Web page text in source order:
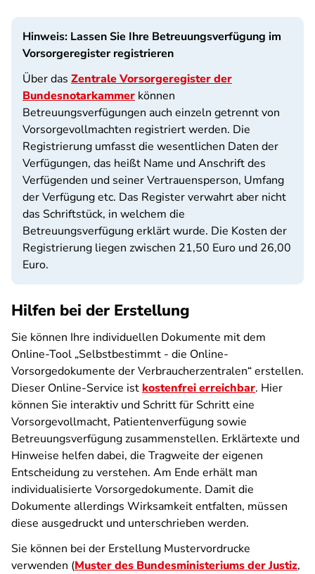
Hinweis: Lassen Sie Ihre Betreuungsverfügung im
Vorsorgeregister registrieren
Über das Zentrale Vorsorgeregister der
Bundesnotarkammer können
Betreuungsverfügungen auch einzeln getrennt von
Vorsorgevollmachten registriert werden. Die
Registrierung umfasst die wesentlichen Daten der
Verfügungen, das heißt Name und Anschrift des
Verfügenden und seiner Vertrauensperson, Umfang
der Verfügung etc. Das Register verwahrt aber nicht
das Schriftstück, in welchem die
Betreuungsverfügung erklärt wurde. Die Kosten der
Registrierung liegen zwischen 21,50 Euro und 26,00
Euro.
Hilfen bei der Erstellung
Sie können Ihre individuellen Dokumente mit dem
Online-Tool „Selbstbestimmt - die Online-
Vorsorgedokumente der Verbraucherzentralen“ erstellen.
Dieser Online-Service ist kostenfrei erreichbar. Hier
können Sie interaktiv und Schritt für Schritt eine
Vorsorgevollmacht, Patientenverfügung sowie
Betreuungsverfügung zusammenstellen. Erklärtexte und
Hinweise helfen dabei, die Tragweite der eigenen
Entscheidung zu verstehen. Am Ende erhält man
individualisierte Vorsorgedokumente. Damit die
Dokumente allerdings Wirksamkeit entfalten, müssen
diese ausgedruckt und unterschrieben werden.
Sie können bei der Erstellung Mustervordrucke
verwenden (Muster des Bundesministeriums der Justiz,